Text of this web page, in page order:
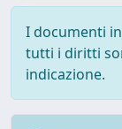
I documenti
tutti i diritti
indicazione.